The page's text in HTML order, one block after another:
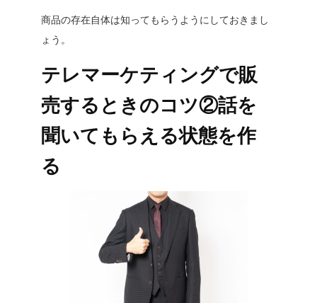
商品の存在自体は知ってもらうようにしておきまし
ょう。
テレマーケティングで販
売するときのコツ②話を
聞いてもらえる状態を作
る